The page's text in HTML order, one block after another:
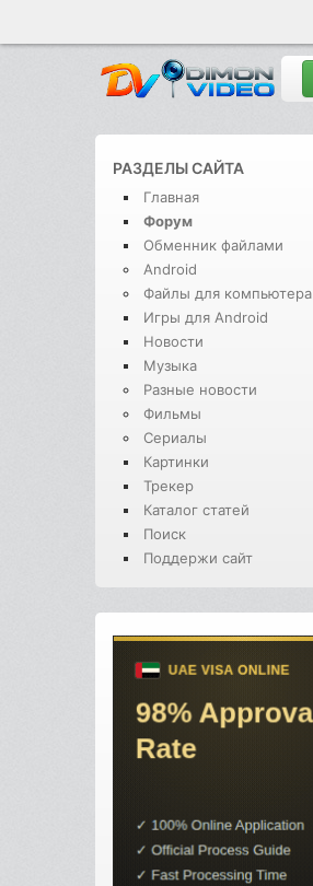
РАЗДЕЛЫ САЙТА
Главная
Форум
Обменник файлами
Android
Файлы для компьютера
Игры для Android
Новости
Музыка
Разные новости
Фильмы
Сериалы
Картинки
Трекер
Каталог статей
Поиск
Поддержи сайт